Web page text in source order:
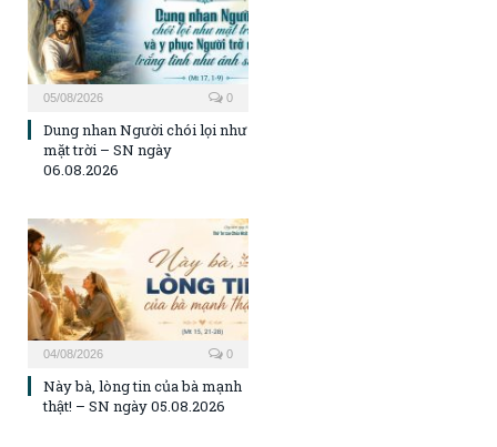
05/08/2026 0
Dung nhan Người chói lọi như
mặt trời – SN ngày
06.08.2026
04/08/2026 0
Này bà, lòng tin của bà mạnh
thật! – SN ngày 05.08.2026